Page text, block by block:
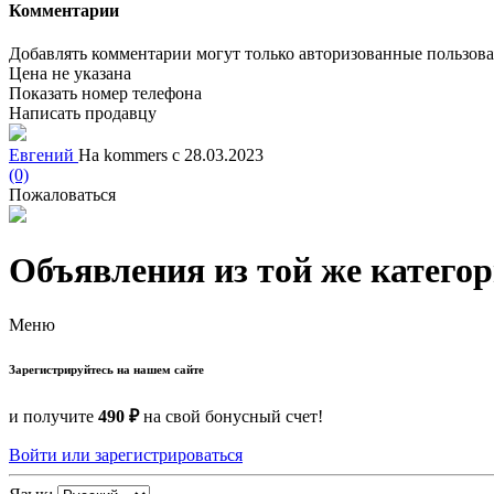
Комментарии
Добавлять комментарии могут только авторизованные
Цена не указана
Показать номер телефона
Написать продавцу
Евгений На kommers с 28.03.2023
(0)
Пожаловаться
Объявления из той же
Меню
Зарегистрируйтесь на нашем сайте
и получите 490 ₽на свой бонусный счет!
Войти или зарегистрироваться